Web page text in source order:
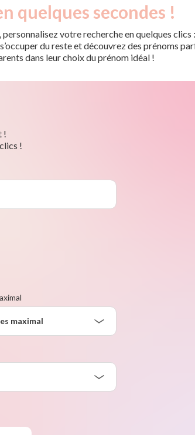
quelques secondes !
votre recherche en quelques clics
du reste et découvrez des prénoms
dans leur choix du prénom idéal !
!
!
maximal